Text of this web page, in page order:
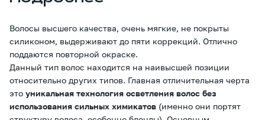
Волосы высшего качества, очень мягкие, не покрыты
силиконом, выдерживают до пяти коррекций. Отлично
поддаются повторной окраске.
Данный тип волос находится на наивысшей позиции
относительно других типов. Главная отличительная черта
это уникальная технология осветления волос без
использования сильных химикатов (именно они портят